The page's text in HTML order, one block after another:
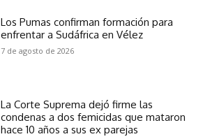
Los Pumas confirman formación para
enfrentar a Sudáfrica en Vélez
7 de agosto de 2026
La Corte Suprema dejó firme las
condenas a dos femicidas que mataron
hace 10 años a sus ex parejas